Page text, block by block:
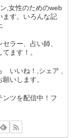
,女性のためのweb
ます。いろんな記
ラー、占い師、
ます！。
いいね！,シェア ,
いします。
ンツを配信中！フ